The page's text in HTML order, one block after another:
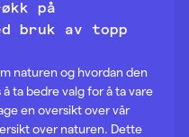
på
bruk av topp
naturen og hvordan den
ta bedre valg for å ta vare
en oversikt over vår
over naturen. Dette